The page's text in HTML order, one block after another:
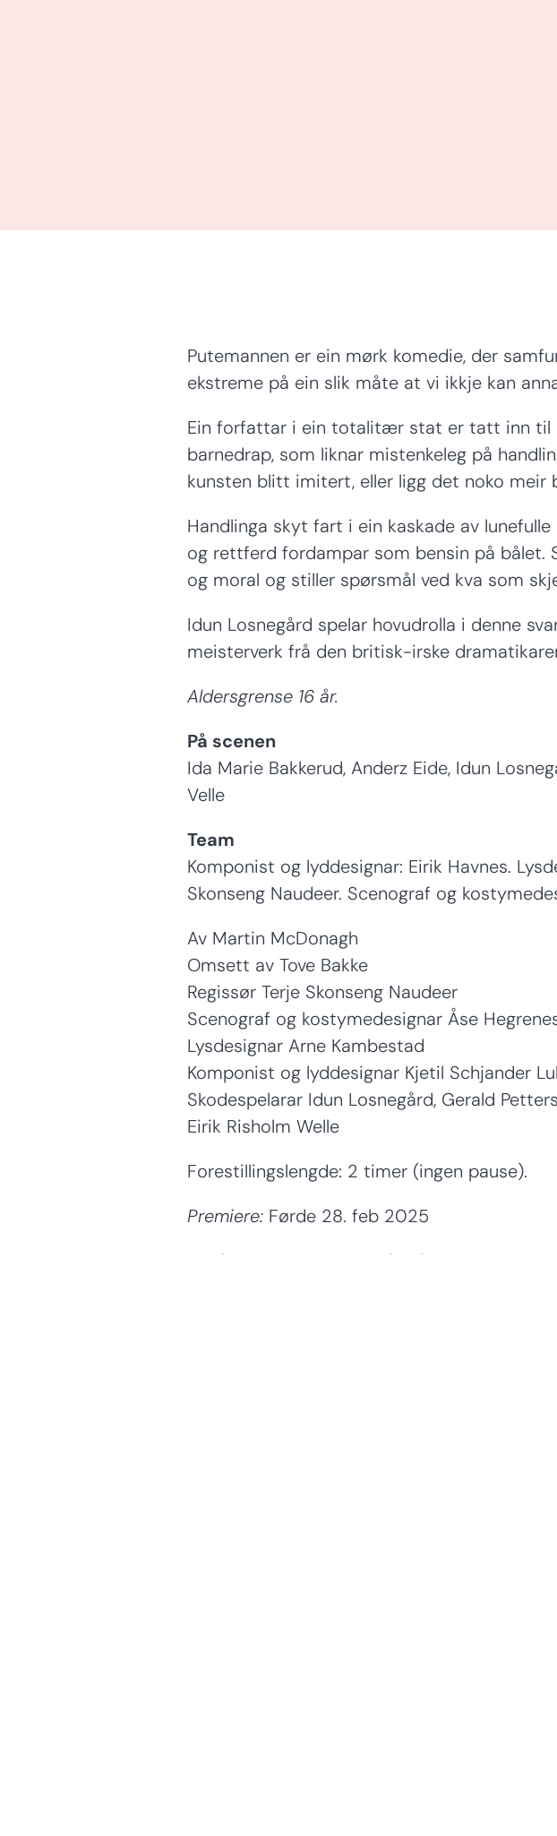
Putemannen er ein mørk komedie, der
ekstreme på ein slik måte at vi ikkje kan
Ein forfattar i ein totalitær stat er tatt inn til
barnedrap, som liknar mistenkeleg på
kunsten blitt imitert, eller ligg det noko
Handlinga skyt fart i ein kaskade av
og rettferd fordampar som bensin på
og moral og stiller spørsmål ved kva som
Idun Losnegård spelar hovudrolla i denne
meisterverk frå den britisk-irske
Aldersgrense 16 år.
På scenen
Ida Marie Bakkerud, Anderz Eide, Idun
Velle
Team
Komponist og lyddesignar: Eirik Havnes.
Skonseng Naudeer. Scenograf og
Av Martin McDonagh
Omsett av Tove Bakke
Regissør Terje Skonseng Naudeer
Scenograf og kostymedesignar Åse
Lysdesignar Arne Kambestad
Komponist og lyddesignar Kjetil Schjander
Skodespelarar Idun Losnegård, Gerald
Eirik Risholm Welle
Forestillingslengde: 2 timer (ingen pause).
Premiere: Førde 28. feb 2025
Produsert av Teater Vestland